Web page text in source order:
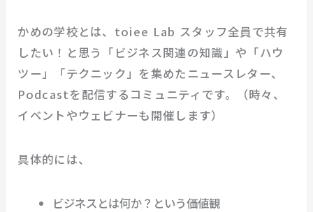
かめの学校とは、toiee Lab スタッフ全員で共有
したい！と思う「ビジネス関連の知識」や「ハウ
ツー」「テクニック」を集めたニュースレター、
Podcastを配信するコミュニティです。（時々、
イベントやウェビナーも開催します）
具体的には、
ビジネスとは何か？という価値観